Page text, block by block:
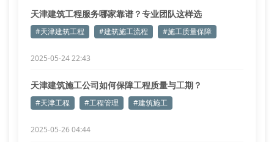
天津建筑工程服务哪家靠谱？专业团队这样选
#天津建筑工程 #建筑施工流程 #施工质量保障
2025-05-24 22:43
天津建筑施工公司如何保障工程质量与工期？
#天津工程 #工程管理 #建筑施工
2025-05-26 04:44